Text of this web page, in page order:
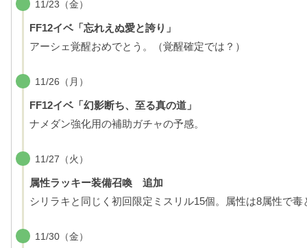
11/23（金）
FF12イベ「忘れえぬ愛と誇り」
アーシェ覚醒おめでとう。（覚醒確定では？）
11/26（月）
FF12イベ「幻影断ち、至る真の道」
ナメダン強化用の補助ガチャの予感。
11/27（火）
属性ラッキー装備召喚 追加
シリラキと同じく初回限定ミスリル15個。属性は8属性で
11/30（金）